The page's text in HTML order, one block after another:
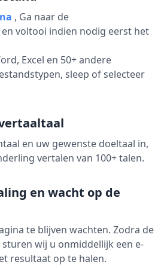
, Ga naar de
voltooi indien nodig eerst het
Excel en 50+ andere
sleep of selecteer
en uw gewenste doeltaal in,
vertalen van 100+ talen.
en wacht op de
te blijven wachten. Zodra de
wij u onmiddellijk een e-
resultaat op te halen.